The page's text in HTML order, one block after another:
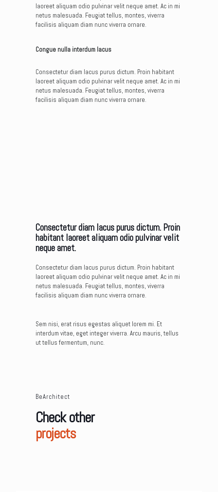
laoreet aliquam odio pulvinar velit neque amet. Ac in mi
netus malesuada. Feugiat tellus, montes, viverra
facilisis aliquam diam nunc viverra ornare.
Congue nulla interdum lacus
Consectetur diam lacus purus dictum. Proin habitant
laoreet aliquam odio pulvinar velit neque amet. Ac in mi
netus malesuada. Feugiat tellus, montes, viverra
facilisis aliquam diam nunc viverra ornare.
Consectetur diam lacus purus dictum. Proin
habitant laoreet aliquam odio pulvinar velit
neque amet.
Consectetur diam lacus purus dictum. Proin habitant
laoreet aliquam odio pulvinar velit neque amet. Ac in mi
netus malesuada. Feugiat tellus, montes, viverra
facilisis aliquam diam nunc viverra ornare.
Sem nisi, erat risus egestas aliquet lorem mi. Et
interdum vitae, eget integer viverra. Arcu mauris, tellus
ut tellus fermentum, nunc.
BeArchitect
Check other
projects